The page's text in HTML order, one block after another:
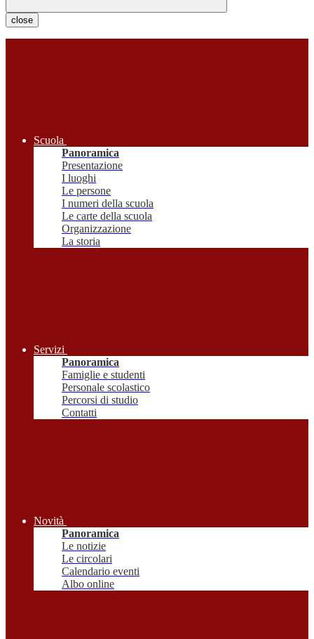
close
Scuola
Panoramica
Presentazione
I luoghi
Le persone
I numeri della scuola
Le carte della scuola
Organizzazione
La storia
Servizi
Panoramica
Famiglie e studenti
Personale scolastico
Percorsi di studio
Contatti
Novità
Panoramica
Le notizie
Le circolari
Calendario eventi
Albo online